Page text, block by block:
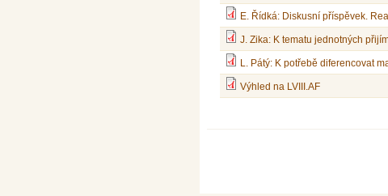
E. Řídká: Diskusní příspěvek.
J. Zika: K tematu jednotných
L. Pátý: K potřebě diferencovat
Výhled na LVIII.AF